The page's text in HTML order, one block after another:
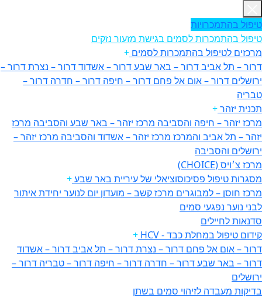
טיפול בהתמכרויות
טיפול בהתמכרות לסמים בגישת מזעור נזקים
מרכזים לטיפול בהתמכרות לסמים +
דרור – תל אביבדרור – באר שבעדרור – אשדודדרור – נצרתדרור –
ירושלים דרור – אום אל פחם דרור – חיפה דרור – חדרה דרור –
טבריה
תכנית יזהר+
מרכז יזהר – חיפה והסביבה מרכז יזהר – באר שבע והסביבה מרכז
יזהר – תל אביב והמרכז מרכז יזהר – אשדוד והסביבה מרכז יזהר –
ירושלים והסביבה
מרכז צ׳ויס (CHOICE)
מסגרות טיפול פסיכוסוציאלי של עיריית באר שבע+
מרכז חוסן – למבוגרים מרכז קשב – מועדון יום לנוער יחידת איתור
לבני נוער נפגעי סמים
סדנאות לחיילים
קידום טיפול במחלת כבד - HCV
+
דרור – אום אל פחם דרור – נצרתדרור – תל אביבדרור – אשדוד
דרור – באר שבעדרור – חדרה דרור – חיפה דרור – טבריה דרור –
ירושלים
בדיקות מעבדה לזיהוי סמים בשתן